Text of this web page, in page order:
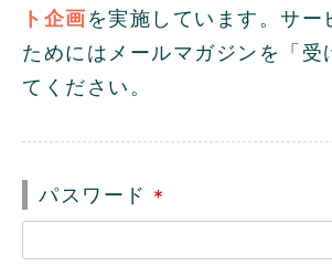
ト企画を実施しています。サー
ためにはメールマガジンを「受
てください。
パスワード
(
必